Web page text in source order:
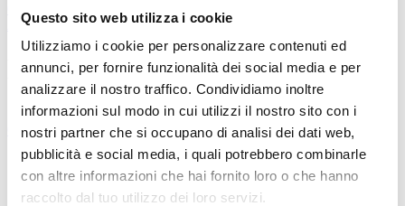
Questo sito web utilizza i cookie
Utilizziamo i cookie per personalizzare contenuti ed
annunci, per fornire funzionalità dei social media e per
analizzare il nostro traffico. Condividiamo inoltre
informazioni sul modo in cui utilizzi il nostro sito con i
nostri partner che si occupano di analisi dei dati web,
pubblicità e social media, i quali potrebbero combinarle
con altre informazioni che hai fornito loro o che hanno
raccolto dal tuo utilizzo dei loro servizi.
Accedi Registrati
Neonatologia
Chi siamoFAQContatti